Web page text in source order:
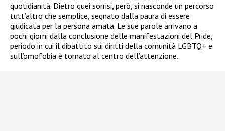
quotidianità. Dietro quei sorrisi, però, si nasconde un percorso
tutt’altro che semplice, segnato dalla paura di essere
giudicata per la persona amata. Le sue parole arrivano a
pochi giorni dalla conclusione delle manifestazioni del Pride,
periodo in cui il dibattito sui diritti della comunità LGBTQ+ e
sull’omofobia è tornato al centro dell’attenzione.